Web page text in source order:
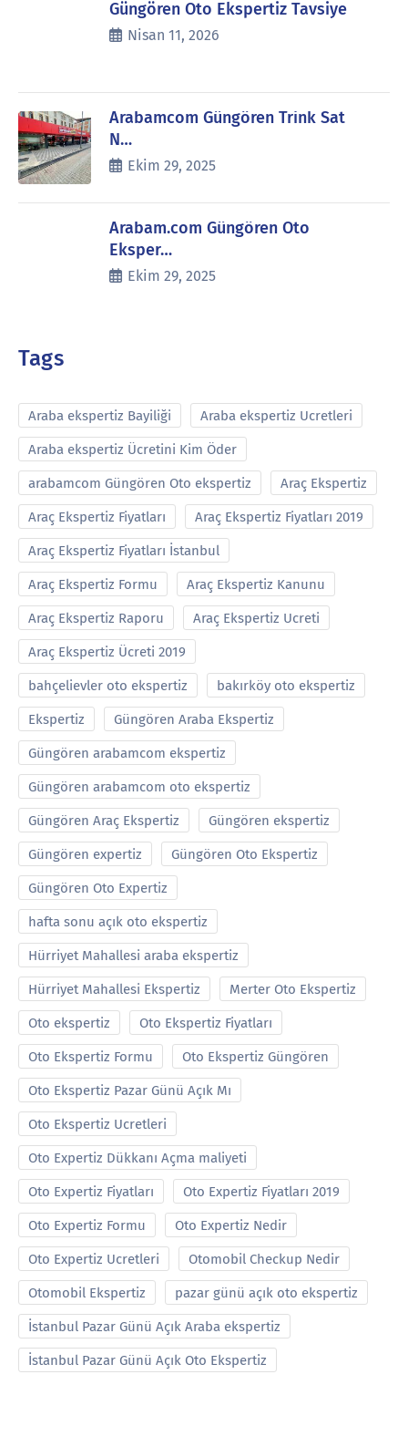
Güngören Oto Ekspertiz Tavsiye
Nisan 11, 2026
Arabamcom Güngören Trink Sat
N…
Ekim 29, 2025
Arabam.com Güngören Oto
Eksper…
Ekim 29, 2025
Tags
Araba ekspertiz Bayiliği Araba ekspertiz Ucretleri
Araba ekspertiz Ücretini Kim Öder
arabamcom Güngören Oto ekspertiz Araç Ekspertiz
Araç Ekspertiz Fiyatları Araç Ekspertiz Fiyatları 2019
Araç Ekspertiz Fiyatları İstanbul
Araç Ekspertiz Formu Araç Ekspertiz Kanunu
Araç Ekspertiz Raporu Araç Ekspertiz Ucreti
Araç Ekspertiz Ücreti 2019
bahçelievler oto ekspertiz bakırköy oto ekspertiz
Ekspertiz Güngören Araba Ekspertiz
Güngören arabamcom ekspertiz
Güngören arabamcom oto ekspertiz
Güngören Araç Ekspertiz Güngören ekspertiz
Güngören expertiz Güngören Oto Ekspertiz
Güngören Oto Expertiz
hafta sonu açık oto ekspertiz
Hürriyet Mahallesi araba ekspertiz
Hürriyet Mahallesi Ekspertiz Merter Oto Ekspertiz
Oto ekspertiz Oto Ekspertiz Fiyatları
Oto Ekspertiz Formu Oto Ekspertiz Güngören
Oto Ekspertiz Pazar Günü Açık Mı
Oto Ekspertiz Ucretleri
Oto Expertiz Dükkanı Açma maliyeti
Oto Expertiz Fiyatları Oto Expertiz Fiyatları 2019
Oto Expertiz Formu Oto Expertiz Nedir
Oto Expertiz Ucretleri Otomobil Checkup Nedir
Otomobil Ekspertiz pazar günü açık oto ekspertiz
İstanbul Pazar Günü Açık Araba ekspertiz
İstanbul Pazar Günü Açık Oto Ekspertiz